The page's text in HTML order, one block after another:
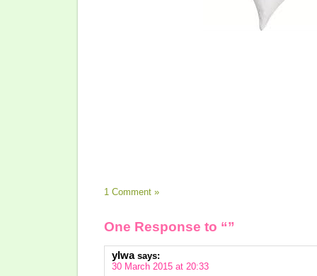
1 Comment »
One Response to “”
ylwa says:
30 March 2015 at 20:33